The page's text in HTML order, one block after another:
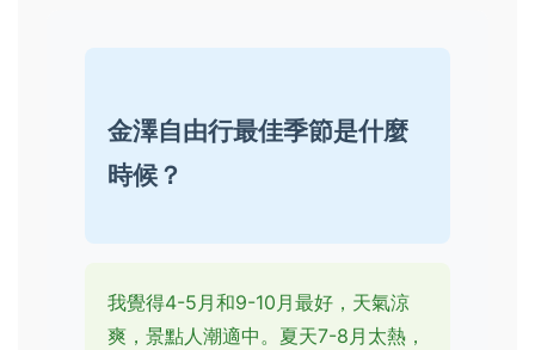
金澤自由行最佳季節是什麼
時候？
我覺得4-5月和9-10月最好，天氣涼
爽，景點人潮適中。夏天7-8月太熱，